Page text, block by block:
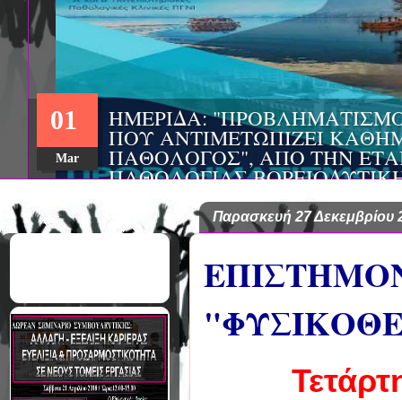
Παρασκευή 27 Δεκεμβρίου